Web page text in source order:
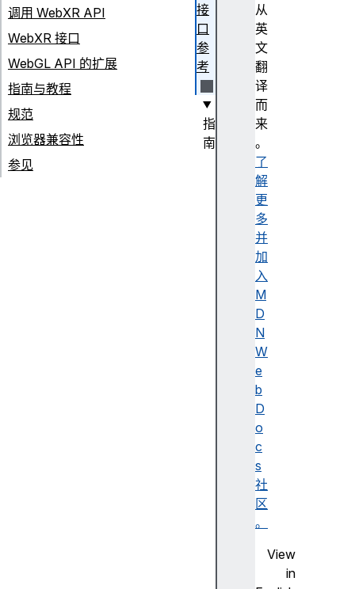
从
英
文
翻
译
而
来
。
了
解
更
多
并
加
入
M
D
N
W
e
b
D
o
c
s
社
区
。
View
in
调用 WebXR API
WebXR 接口
WebGL API 的扩展
指南与教程
规范
浏览器兼容性
参见
接
口
参
考
指
南